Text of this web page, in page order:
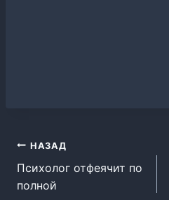
Навигация
по
НАЗАД
Психолог отфеячит по
полной